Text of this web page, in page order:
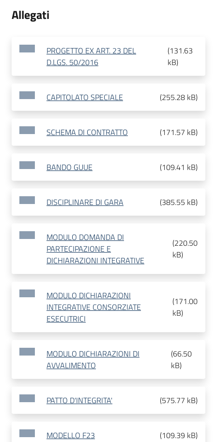
Allegati
PROGETTO EX ART. 23 DEL
D.LGS. 50/2016
(131.63
kB)
CAPITOLATO SPECIALE (255.28 kB)
SCHEMA DI CONTRATTO (171.57 kB)
BANDO GUUE (109.41 kB)
DISCIPLINARE DI GARA (385.55 kB)
MODULO DOMANDA DI
PARTECIPAZIONE E
DICHIARAZIONI INTEGRATIVE
(220.50
kB)
MODULO DICHIARAZIONI
INTEGRATIVE CONSORZIATE
ESECUTRICI
(171.00
kB)
MODULO DICHIARAZIONI DI
AVVALIMENTO
(66.50
kB)
PATTO D'INTEGRITA' (575.77 kB)
MODELLO F23 (109.39 kB)